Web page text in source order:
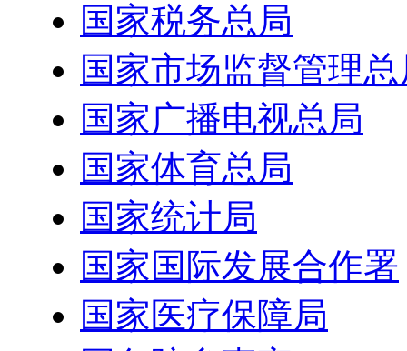
国家税务总局
国家市场监督管理
国家广播电视总局
国家体育总局
国家统计局
国家国际发展合作署
国家医疗保障局